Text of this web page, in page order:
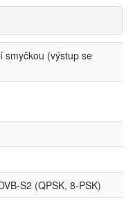
smyčkou (výstup se
S2 (QPSK, 8-PSK)